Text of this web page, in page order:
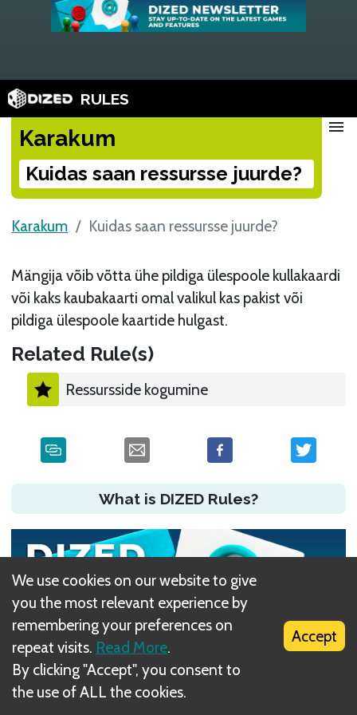
RULES
Karakum
Kuidas saan ressursse juurde?
menu
Karakum Kuidas saan ressursse juurde?
Mängija võib võtta ühe pildiga ülespoole kullakaardi
või kaks kaubakaarti omal valikul kas pakist või
pildiga ülespoole kaartide hulgast.
Related Rule(s)
Ressursside kogumine
What is DIZED Rules?
We use cookies on our website to give
you the most relevant experience by
remembering your preferences on
repeat visits. Read More.
By clicking "Accept", you consent to
the use of ALL the cookies.
Accept